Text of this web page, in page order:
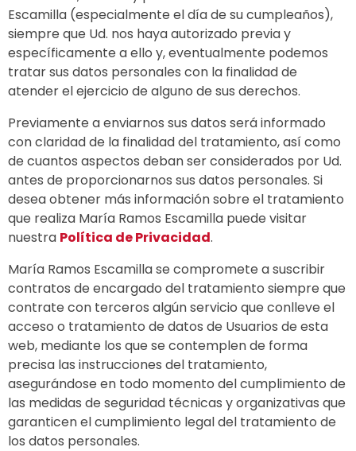
Escamilla (especialmente el día de su cumpleaños),
siempre que Ud. nos haya autorizado previa y
específicamente a ello y, eventualmente podemos
tratar sus datos personales con la finalidad de
atender el ejercicio de alguno de sus derechos.
Previamente a enviarnos sus datos será informado
con claridad de la finalidad del tratamiento, así como
de cuantos aspectos deban ser considerados por Ud.
antes de proporcionarnos sus datos personales. Si
desea obtener más información sobre el tratamiento
que realiza María Ramos Escamilla puede visitar
nuestra Política de Privacidad.
María Ramos Escamilla se compromete a suscribir
contratos de encargado del tratamiento siempre que
contrate con terceros algún servicio que conlleve el
acceso o tratamiento de datos de Usuarios de esta
web, mediante los que se contemplen de forma
precisa las instrucciones del tratamiento,
asegurándose en todo momento del cumplimiento de
las medidas de seguridad técnicas y organizativas que
garanticen el cumplimiento legal del tratamiento de
los datos personales.